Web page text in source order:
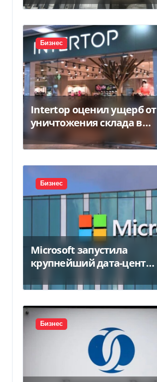
Бизнес
Intertop оценил ущерб от
уничтожения склада в
450 млн грн
Бизнес
Microsoft запустила
крупнейший дата-центр
миллиарда
Бизнес